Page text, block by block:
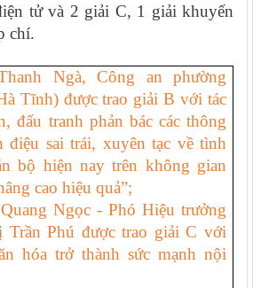
tử và 2 giải C, 1 giải khuyến
chí.
Ngà, Công an phường
Tĩnh) được trao giải B với tác
đấu tranh phản bác các thông
điệu sai trái, xuyên tạc về tình
bộ hiện nay trên không gian
cao hiệu quả”;
Ngọc - Phó Hiệu trưởng
Trần Phú được trao giải C với
hóa trở thành sức mạnh nội